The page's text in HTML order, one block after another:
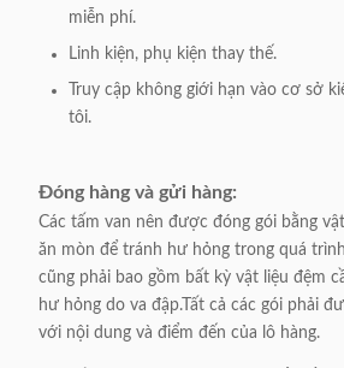
miễn phí.
Linh kiện, phụ kiện thay thế.
Truy cập không giới hạn vào cơ sở
tôi.
Đóng hàng và gửi hàng:
Các tấm van nên được đóng gói bằng
ăn mòn để tránh hư hỏng trong quá
cũng phải bao gồm bất kỳ vật liệu đệm
hư hỏng do va đập.Tất cả các gói phải
với nội dung và điểm đến của lô hàng.